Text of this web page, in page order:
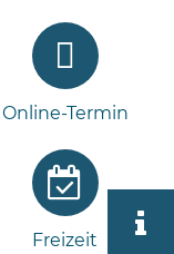
Online-Termin
Freizeit